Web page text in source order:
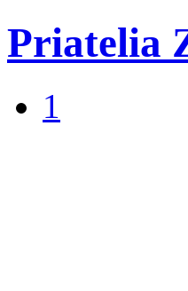
Priatelia
1